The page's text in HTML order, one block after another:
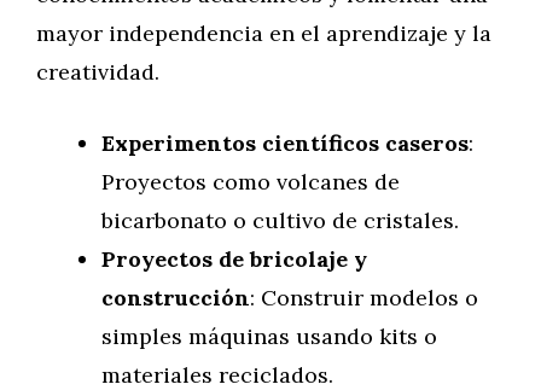
mayor independencia en el aprendizaje y la
creatividad.
Experimentos científicos caseros:
Proyectos como volcanes de
bicarbonato o cultivo de cristales.
Proyectos de bricolaje y
construcción: Construir modelos o
simples máquinas usando kits o
materiales reciclados.